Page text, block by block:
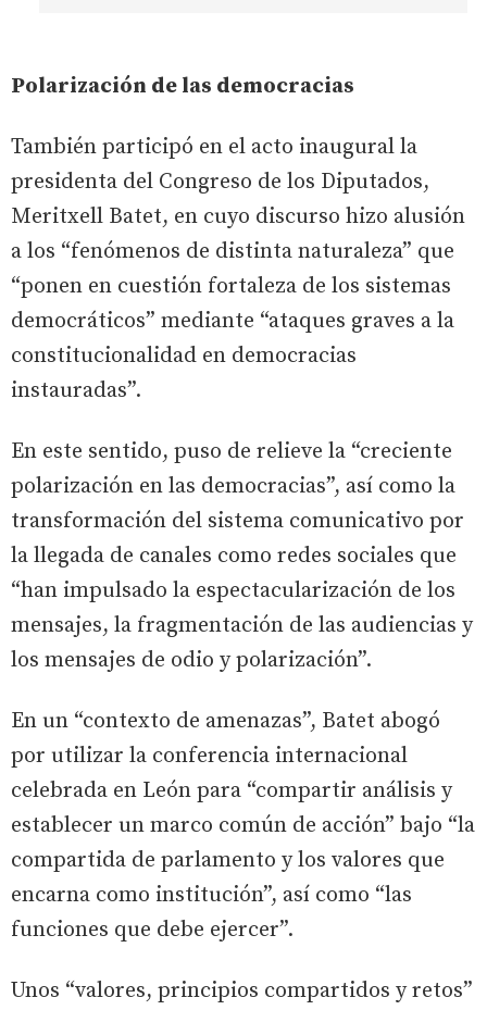
Polarización de las democracias
También participó en el acto inaugural la
presidenta del Congreso de los Diputados,
Meritxell Batet, en cuyo discurso hizo alusión
a los “fenómenos de distinta naturaleza” que
“ponen en cuestión fortaleza de los sistemas
democráticos” mediante “ataques graves a la
constitucionalidad en democracias
instauradas”.
En este sentido, puso de relieve la “creciente
polarización en las democracias”, así como la
transformación del sistema comunicativo por
la llegada de canales como redes sociales que
“han impulsado la espectacularización de los
mensajes, la fragmentación de las audiencias y
los mensajes de odio y polarización”.
En un “contexto de amenazas”, Batet abogó
por utilizar la conferencia internacional
celebrada en León para “compartir análisis y
establecer un marco común de acción” bajo “la
compartida de parlamento y los valores que
encarna como institución”, así como “las
funciones que debe ejercer”.
Unos “valores, principios compartidos y retos”